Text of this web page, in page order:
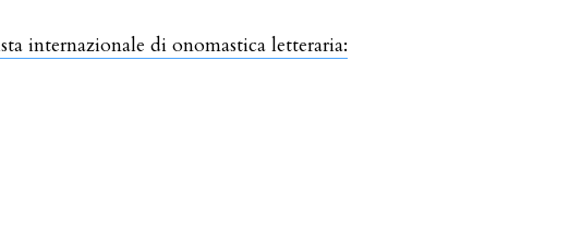
internazionale di onomastica letteraria: